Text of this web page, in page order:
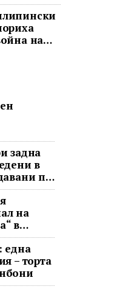
на
задна
в
по
на
в
една
– торта